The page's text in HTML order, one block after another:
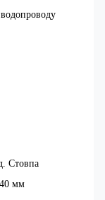
водопроводу
Стовпа
мм